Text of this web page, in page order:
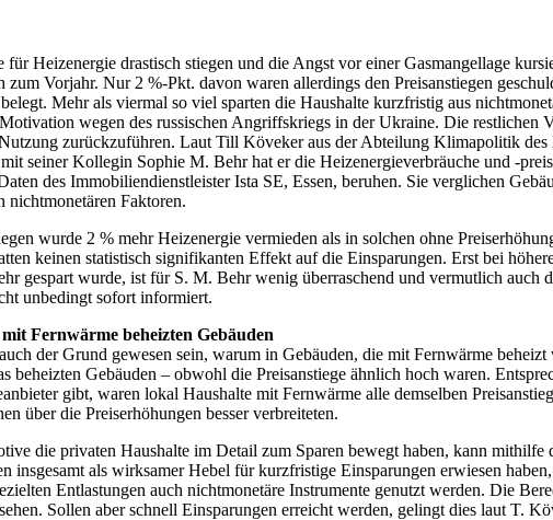
für Heizenergie drastisch stiegen und die Angst vor einer Gasmangellage
zum Vorjahr. Nur 2 %-Pkt. davon waren allerdings den Preisanstiegen
Mehr als viermal so viel sparten die Haushalte kurzfristig aus
wegen des russischen Angriffskriegs in der Ukraine. Die restlichen
zurückzuführen. Laut Till Köveker aus der Abteilung Klimapolitik
seiner Kollegin Sophie M. Behr hat er die Heizenergieverbräuche und -
des Immobiliendienstleister Ista SE, Essen, beruhen. Sie verglichen
nichtmonetären Faktoren.
wurde 2 % mehr Heizenergie vermieden als in solchen ohne
keinen statistisch signifikanten Effekt auf die Einsparungen. Erst bei
gespart wurde, ist für S. M. Behr wenig überraschend und vermutlich
unbedingt sofort informiert.
Fernwärme beheizten Gebäuden
der Grund gewesen sein, warum in Gebäuden, die mit Fernwärme
beheizten Gebäuden – obwohl die Preisanstiege ähnlich hoch waren.
gibt, waren lokal Haushalte mit Fernwärme alle demselben
über die Preiserhöhungen besser verbreiteten.
die privaten Haushalte im Detail zum Sparen bewegt haben, kann
insgesamt als wirksamer Hebel für kurzfristige Einsparungen erwiesen
Entlastungen auch nichtmonetäre Instrumente genutzt werden. Die
Sollen aber schnell Einsparungen erreicht werden, gelingt dies laut T.